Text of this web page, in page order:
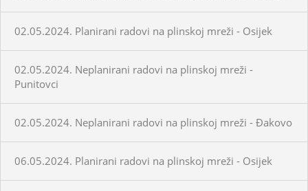
02.05.2024. Planirani radovi na plinskoj mreži - Osijek
02.05.2024. Neplanirani radovi na plinskoj mreži -
Punitovci
02.05.2024. Neplanirani radovi na plinskoj mreži - Đakovo
06.05.2024. Planirani radovi na plinskoj mreži - Osijek